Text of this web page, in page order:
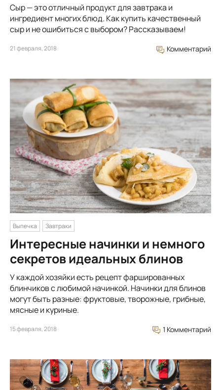
Сыр — это отличный продукт для завтрака и
ингредиент многих блюд. Как купить качественный
сыр и не ошибиться с выбором? Рассказываем!
21 февраля, 2018 Комментарий
Выпечка Завтраки
Интересные начинки и немного
секретов идеальных блинов
У каждой хозяйки есть рецепт фаршированных
блинчиков с любимой начинкой. Начинки для блинов
могут быть разные: фруктовые, творожные, грибные,
мясные и куриные.
15 февраля, 2018 1 Комментарий